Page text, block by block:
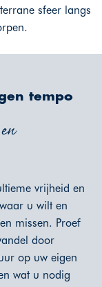
sfeer langs
tempo
vrijheid en
u wilt en
missen. Proef
door
op uw eigen
wat u nodig